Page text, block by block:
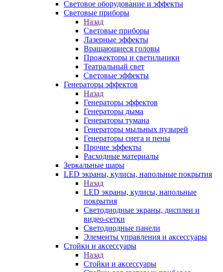
Световое оборудование и эффекты
Световые приборы
Назад
Световые приборы
Лазерные эффекты
Вращающиеся головы
Прожекторы и светильники
Театральный свет
Световые эффекты
Генераторы эффектов
Назад
Генераторы эффектов
Генераторы дыма
Генераторы тумана
Генераторы мыльных пузырей
Генераторы снега и пены
Прочие эффекты
Расходные материалы
Зеркальные шары
LED экраны, кулисы, напольные покрытия
Назад
LED экраны, кулисы, напольные
покрытия
Светодиодные экраны, дисплеи и
видео-сетки
Светодиодные панели
Элементы управления и аксессуары
Стойки и аксессуары
Назад
Стойки и аксессуары